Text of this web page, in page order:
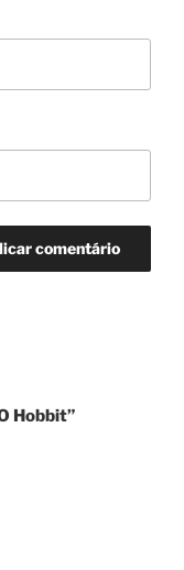
Hobbit”